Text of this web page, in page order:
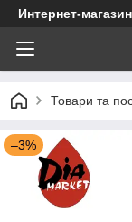
Интернет-
Товари та
–3%